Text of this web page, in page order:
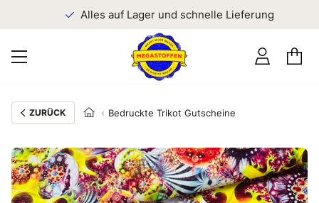
Alles auf Lager und schnelle Lieferung
ZURÜCK Bedruckte Trikot Gutscheine